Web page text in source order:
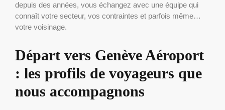
depuis des années, vous échangez avec une équipe qui
connaît votre secteur, vos contraintes et parfois même…
votre voisinage.
Départ vers Genève Aéroport
: les profils de voyageurs que
nous accompagnons